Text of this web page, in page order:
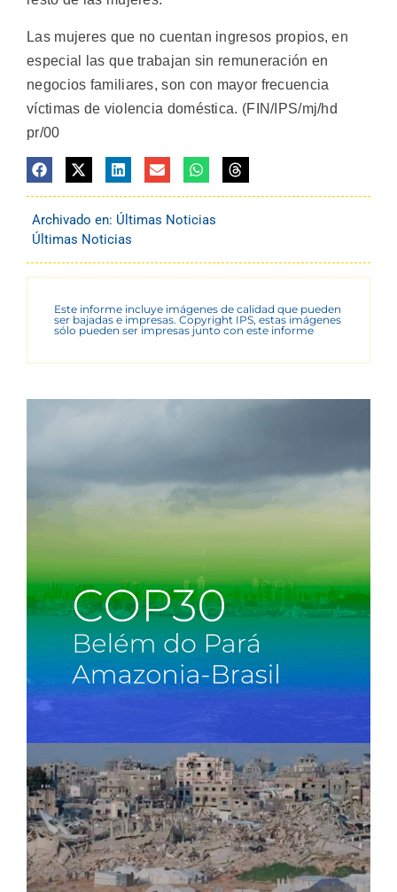
Las mujeres que no cuentan ingresos propios, en
especial las que trabajan sin remuneración en
negocios familiares, son con mayor frecuencia
víctimas de violencia doméstica. (FIN/IPS/mj/hd
pr/00
Archivado en: Últimas Noticias
Últimas Noticias
Este informe incluye imágenes de calidad que pueden
ser bajadas e impresas. Copyright IPS, estas imágenes
sólo pueden ser impresas junto con este informe